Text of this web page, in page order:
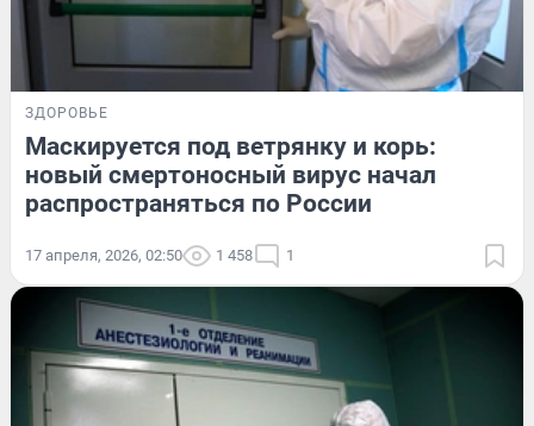
ЗДОРОВЬЕ
Маскируется под ветрянку и корь:
новый смертоносный вирус начал
распространяться по России
17 апреля, 2026, 02:50 1 458 1